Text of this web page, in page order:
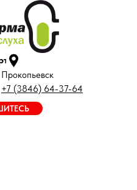
Прокопьевск
+7 (3846) 64-37-64